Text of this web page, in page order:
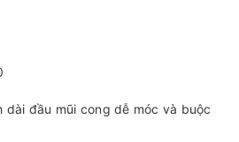
dài đầu mũi cong dễ móc và buộc